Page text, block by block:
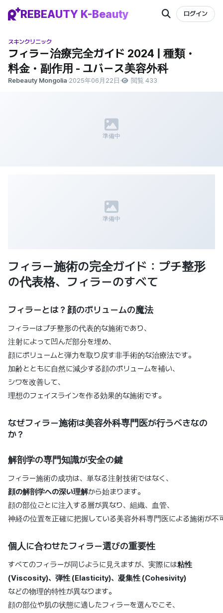
REBEAUTY K-Beauty ログイン
スキンクリニック
フィラー治療完全ガイド 2024 | 種類・
料金・副作用 - ユバース美容外科
Rebeauty Mongolia·2025年06月22日 · 閲覧 433
準備中
準備中
フィラー施術の完全ガイド：プチ整形
の代表格、フィラーのすべて
フィラーとは？顔のボリュームの魔法
フィラーはプチ整形の代表的な施術であり、
注射によって凹んだ部分を埋め、
顔にボリュームと弾力を取り戻す非手術的な治療法です。
加齢とともに自然に減少する顔のボリュームを補い、
シワを改善して、
理想のフェイスラインを作る効果的な施術です。
なぜフィラー施術は美容外科専門医が行うべきなの
か？
解剖学の専門知識が安全の鍵
フィラー施術の成功は、単なる注射技術ではなく、
顔の解剖学への深い理解から始まります。
顔の部位ごとに注入する層が異なり、組織、血管、
神経の位置を正確に把握している美容外科専門医による施術が不
個人に合わせたフィラー選びの重要性
すべてのフィラーが同じように見えますが、実際には粘性
(Viscosity)、弾性 (Elasticity)、凝集性 (Cohesivity)
などの物理的特性が異なります。
顔の部位や肌の状態に適したフィラーを選んでこそ、